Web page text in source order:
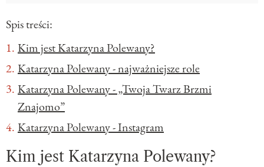
Spis treści:
Kim jest Katarzyna Polewany?
Katarzyna Polewany - najważniejsze role
Katarzyna Polewany - „Twoja Twarz Brzmi
Znajomo”
Katarzyna Polewany - Instagram
Kim jest Katarzyna Polewany?